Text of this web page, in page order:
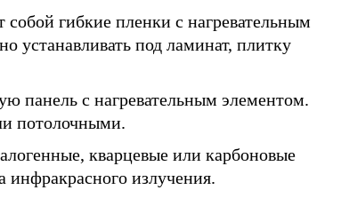
гибкие пленки с нагревательным
устанавливать под ламинат, плитку
панель с нагревательным элементом.
потолочными.
кварцевые или карбоновые
инфракрасного излучения.